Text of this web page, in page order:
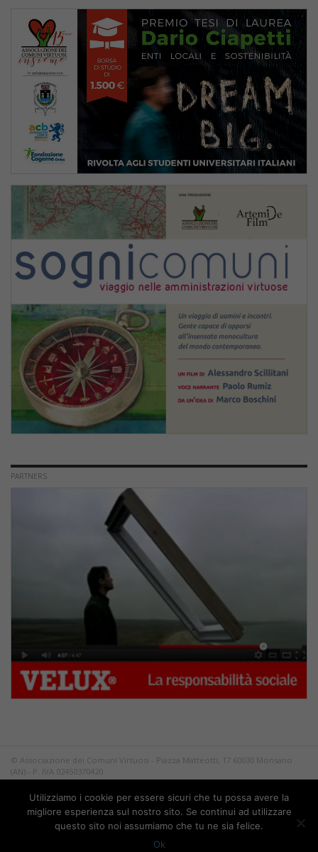
PARTNERS
© Associazione dei Comuni Virtuosi - Piazza Matteotti, 17 60030 Monsano
(AN) - P. IVA 02450370420
Tutti i diritti riservati.
PrivacyUtilizziamo i cookie per essere sicuri che tu possa avere la
migliore esperienza sul nostro sito. Se continui ad utilizzare
questo sito noi assumiamo che tu ne sia felice.
Ok